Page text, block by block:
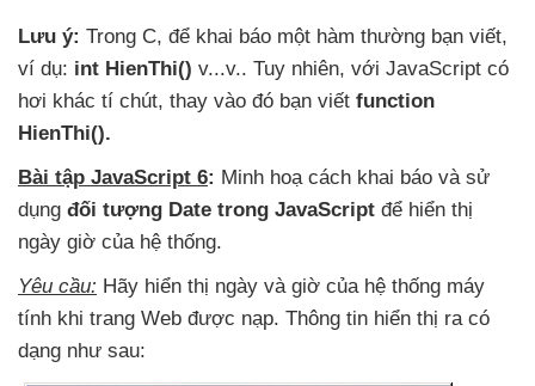
Lưu ý: Trong C, để khai báo một hàm thường bạn viết,
ví dụ: int HienThi() v...v.. Tuy nhiên, với JavaScript có
hơi khác tí chút, thay vào đó bạn viết function
HienThi().
Bài tập JavaScript 6: Minh hoạ cách khai báo và sử
dụng đối tượng Date trong JavaScript để hiển thị
ngày giờ của hệ thống.
Yêu cầu: Hãy hiển thị ngày và giờ của hệ thống máy
tính khi trang Web được nạp. Thông tin hiển thị ra có
dạng như sau: